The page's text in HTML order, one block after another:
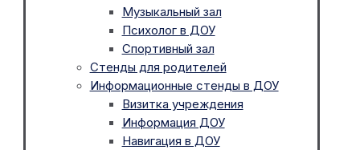
Музыкальный зал
Психолог в ДОУ
Спортивный зал
Стенды для родителей
Информационные стенды в ДОУ
Визитка учреждения
Информация ДОУ
Навигация в ДОУ